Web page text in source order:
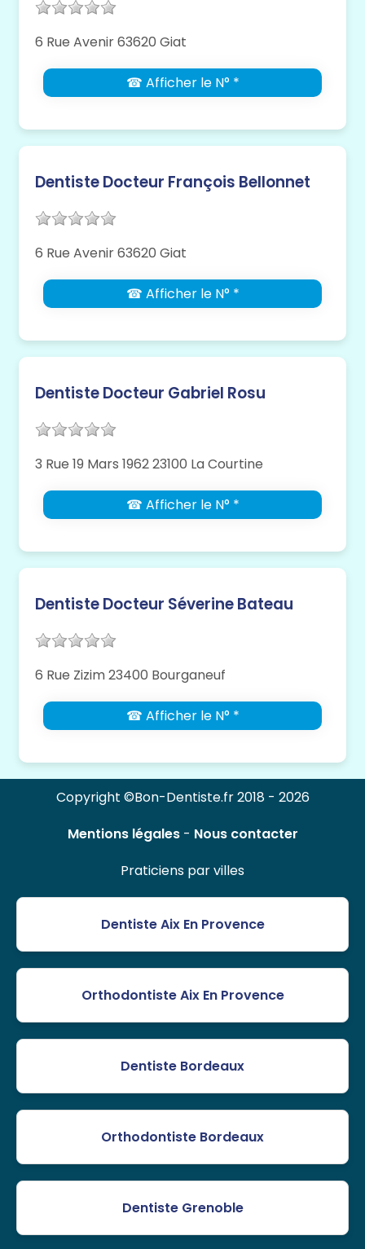
6 Rue Avenir 63620 Giat
☎ Afficher le N° *
Dentiste Docteur François Bellonnet
6 Rue Avenir 63620 Giat
☎ Afficher le N° *
Dentiste Docteur Gabriel Rosu
3 Rue 19 Mars 1962 23100 La Courtine
☎ Afficher le N° *
Dentiste Docteur Séverine Bateau
6 Rue Zizim 23400 Bourganeuf
☎ Afficher le N° *
Copyright ©Bon-Dentiste.fr 2018 - 2026
Mentions légales- Nous contacter
Praticiens par villes
Dentiste Aix En Provence
Orthodontiste Aix En Provence
Dentiste Bordeaux
Orthodontiste Bordeaux
Dentiste Grenoble